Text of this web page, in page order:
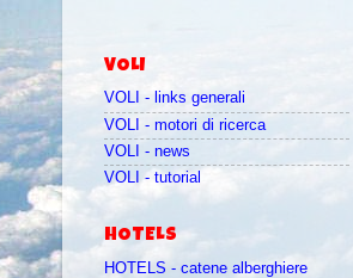
VOLI
VOLI - links generali
VOLI - motori di ricerca
VOLI - news
VOLI - tutorial
HOTELS
HOTELS - catene alberghiere